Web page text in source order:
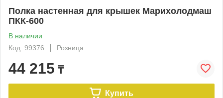
Полка настенная для крышек Марихолодмаш
ПКК-600
В наличии
Код: 99376
Розница
44 215 ₸
Купить